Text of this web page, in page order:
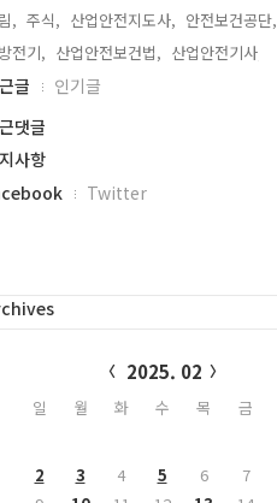
, 주식, 산업안전지도사, 안전보건공단,
전기, 산업안전보건법, 산업안전기사,
글
인기글
댓글
사항
Twitter
2025. 02
일 월 화 수 목 금
2
3 4 5 6 7